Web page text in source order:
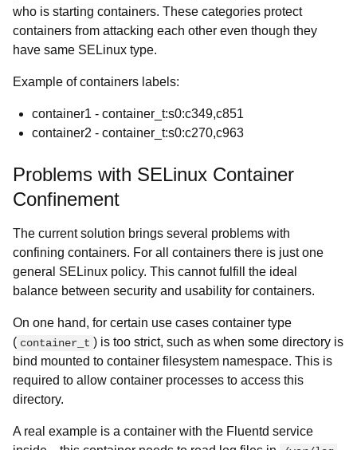
who is starting containers. These categories protect
containers from attacking each other even though they
have same SELinux type.
Example of containers labels:
container1 - container_t:s0:c349,c851
container2 - container_t:s0:c270,c963
Problems with SELinux Container
Confinement
The current solution brings several problems with
confining containers. For all containers there is just one
general SELinux policy. This cannot fulfill the ideal
balance between security and usability for containers.
On one hand, for certain use cases container type
( container_t ) is too strict, such as when some directory is
bind mounted to container filesystem namespace. This is
required to allow container processes to access this
directory.
A real example is a container with the Fluentd service